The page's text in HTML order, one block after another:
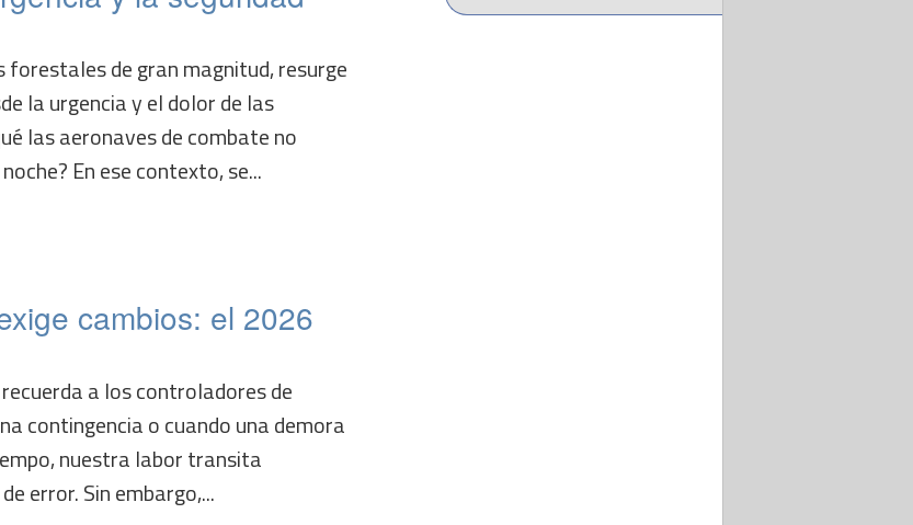
forestales de gran magnitud, resurge
la urgencia y el dolor de las
las aeronaves de combate no
En ese contexto, se...
cambios: el 2026
a los controladores de
contingencia o cuando una demora
nuestra labor transita
error. Sin embargo,...